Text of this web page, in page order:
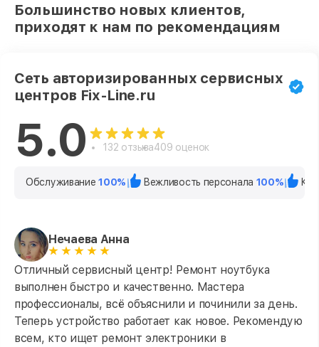
Большинство новых клиентов,
приходят к нам по рекомендациям
Сеть авторизированных сервисных
центров Fix-Line.ru
5.0 132 отзыва409 оценок
Обслуживание100% Вежливость персонала 100%
Нечаева Анна
Отличный сервисный центр! Ремонт ноутбука
выполнен быстро и качественно. Мастера
профессионалы, всё объяснили и починили за день.
Теперь устройство работает как новое. Рекомендую
всем, кто ищет ремонт электроники в